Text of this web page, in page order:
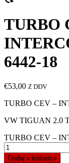
TURBO
6442-18
€53,00 Z DDV
TURBO CEV –
VW TIGUAN 2.0
TURBO CEV –
Dodaj v košarico